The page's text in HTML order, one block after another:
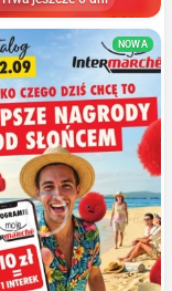
NOWA